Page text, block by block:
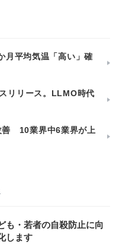
平均気温「高い」確
リリース。LLMO時代
善 10業界中6業界が上
も・若者の自殺防止に向
します